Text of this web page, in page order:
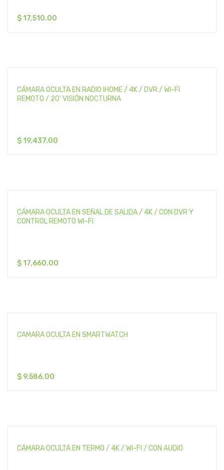
$ 17,510.00
CÁMARA OCULTA EN RADIO IHOME / 4K / DVR / WI-FI
REMOTO / 20’ VISIÓN NOCTURNA
$ 19,437.00
CÁMARA OCULTA EN SEÑAL DE SALIDA / 4K / CON DVR Y
CONTROL REMOTO WI-FI
$ 17,660.00
CAMARA OCULTA EN SMARTWATCH
$ 9,586.00
CÁMARA OCULTA EN TERMO / 4K / WI-FI / CON AUDIO